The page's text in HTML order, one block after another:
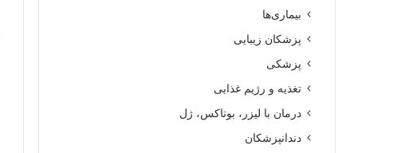
بیماری‌ها
پزشکان زیبایی
پزشکی
تغذیه و رژیم غذایی
درمان با لیزر، بوتاکس، ژل
دندانپزشکان